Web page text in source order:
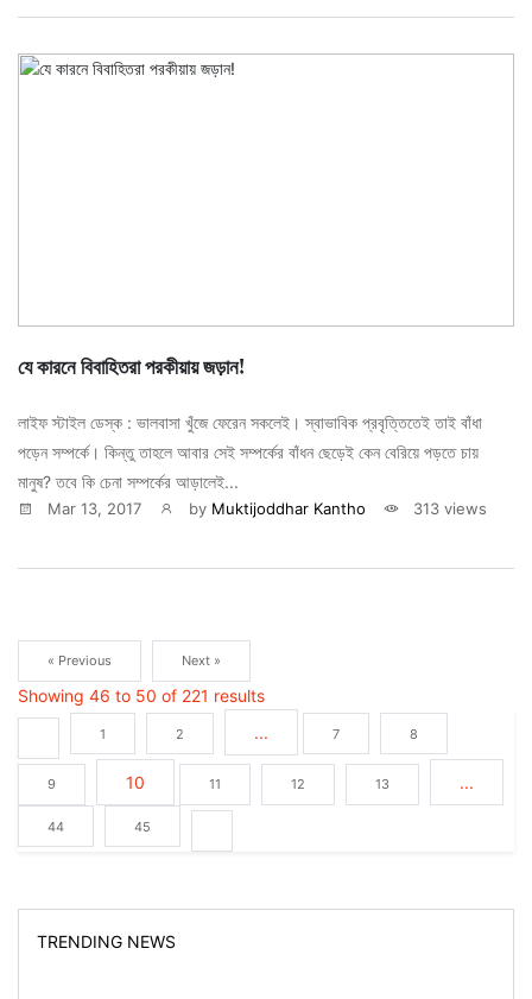
যে কারনে বিবাহিতরা পরকীয়ায় জড়ান!
লাইফ স্টাইল ডেস্ক : ভালবাসা খুঁজে ফেরেন সকলেই। স্বাভাবিক প্রবৃত্তিতেই তাই বাঁধা
পড়েন সম্পর্কে। কিন্তু তাহলে আবার সেই সম্পর্কের বাঁধন ছেড়েই কেন বেরিয়ে পড়তে চায়
মানুষ? তবে কি চেনা সম্পর্কের আড়ালেই...
Mar 13, 2017 by Muktijoddhar Kantho 313 views
« Previous Next »
Showing 46 to 50 of 221 results
1 2 ... 7 8
9 10 11 12 13 ...
44 45
TRENDING NEWS